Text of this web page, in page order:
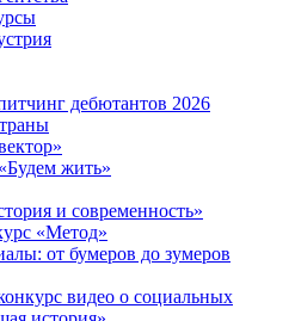
дебютантов 2026
жить»
и современность»
«Метод»
от бумеров до зумеров
видео о социальных